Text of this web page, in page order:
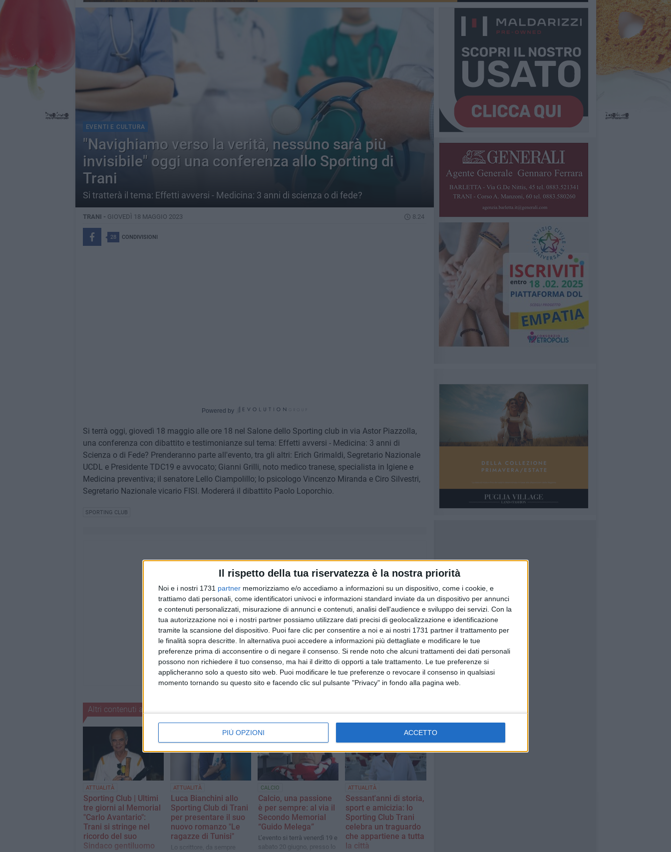
Il rispetto della tua riservatezza è la nostra priorità
Noi e i nostri 1731 partner memorizziamo e/o accediamo a informazioni su un dispositivo, come i cookie, e
trattiamo dati personali, come identificatori univoci e informazioni standard inviate da un dispositivo per annunci
e contenuti personalizzati, misurazione di annunci e contenuti, analisi dell'audience e sviluppo dei servizi. Con la
tua autorizzazione noi e i nostri partner possiamo utilizzare dati precisi di geolocalizzazione e identificazione
tramite la scansione del dispositivo. Puoi fare clic per consentire a noi e ai nostri 1731 partner il trattamento per
le finalità sopra descritte. In alternativa puoi accedere a informazioni più dettagliate e modificare le tue
preferenze prima di acconsentire o di negare il consenso. Si rende noto che alcuni trattamenti dei dati personali
possono non richiedere il tuo consenso, ma hai il diritto di opporti a tale trattamento. Le tue preferenze si
applicheranno solo a questo sito web. Puoi modificare le tue preferenze o revocare il consenso in qualsiasi
momento tornando su questo sito e facendo clic sul pulsante "Privacy" in fondo alla pagina web.
PIÙ OPZIONI ACCETTO
EVENTI E CULTURA
"Navighiamo verso la verità, nessuno sarà più
invisibile" oggi una conferenza allo Sporting di
Trani
Si tratterà il tema: Effetti avversi - Medicina: 3 anni di scienza o di fede?
TRANI - GIOVEDÌ 18 MAGGIO 2023 8.24
28 CONDIVISIONI
Powered by
Si terrà oggi, giovedì 18 maggio alle ore 18 nel Salone dello Sporting club in via Astor Piazzolla,
una conferenza con dibattito e testimonianze sul tema: Effetti avversi - Medicina: 3 anni di
Scienza o di Fede? Prenderanno parte all'evento, tra gli altri: Erich Grimaldi, Segretario Nazionale
UCDL e Presidente TDC19 e avvocato; Gianni Grilli, noto medico tranese, specialista in Igiene e
Medicina preventiva; il senatore Lello Ciampolillo; lo psicologo Vincenzo Miranda e Ciro Silvestri,
Segretario Nazionale vicario FISI. Modererá il dibattito Paolo Loporchio.
SPORTING CLUB
Altri contenuti a tema
ATTUALITÀ
Sporting Club | Ultimi
tre giorni al Memorial
"Carlo Avantario":
Trani si stringe nel
ricordo del suo
Sindaco gentiluomo
ATTUALITÀ
Luca Bianchini allo
Sporting Club di Trani
per presentare il suo
nuovo romanzo "Le
ragazze di Tunisi"
Lo scrittore, da sempre
CALCIO
Calcio, una passione
è per sempre: al via il
Secondo Memorial
“Guido Melega”
L’evento si terrà venerdì 19 e
sabato 20 giugno, presso lo
ATTUALITÀ
Sessant'anni di storia,
sport e amicizia: lo
Sporting Club Trani
celebra un traguardo
che appartiene a tutta
la città